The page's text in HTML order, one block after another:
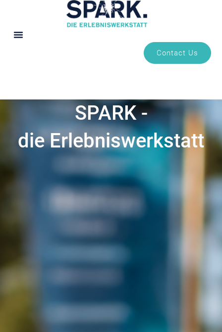
Contact Us
SPARK -
die Erlebniswerkstatt